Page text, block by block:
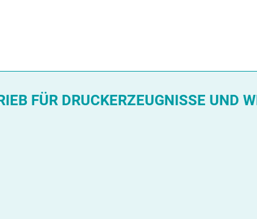
FÜR DRUCKERZEUGNISSE UND